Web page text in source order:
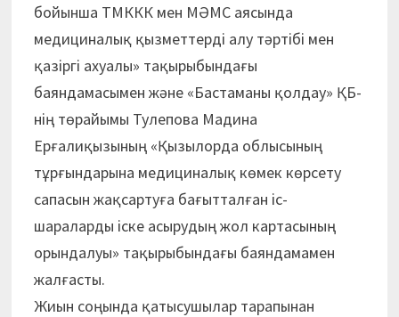
бойынша ТМККК мен МӘМС аясында
медициналық қызметтерді алу тәртібі мен
қазіргі ахуалы» тақырыбындағы
баяндамасымен және «Бастаманы қолдау» ҚБ-
нің төрайымы Тулепова Мадина
Ерғалиқызының «Қызылорда облысының
тұрғындарына медициналық көмек көрсету
сапасын жақсартуға бағытталған іс-
шараларды іске асырудың жол картасының
орындалуы» тақырыбындағы баяндамамен
жалғасты.
Жиын соңында қатысушылар тарапынан